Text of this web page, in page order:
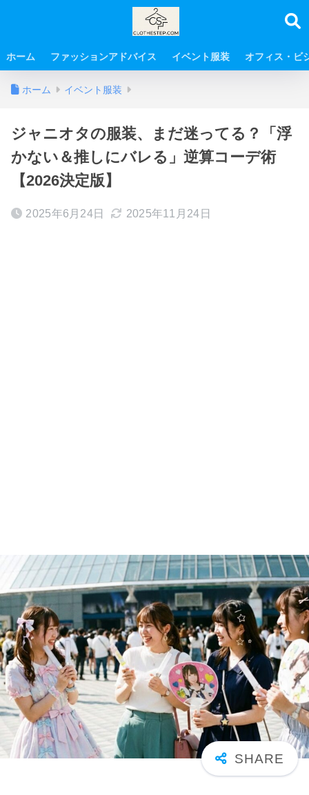
ホーム ファッションアドバイス イベント服装 オフィス・ビ
ホーム イベント服装
ジャニオタの服装、まだ迷ってる？「浮
かない＆推しにバレる」逆算コーデ術
【2026決定版】
2025年6月24日 2025年11月24日